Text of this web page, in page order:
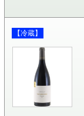
【冷蔵】